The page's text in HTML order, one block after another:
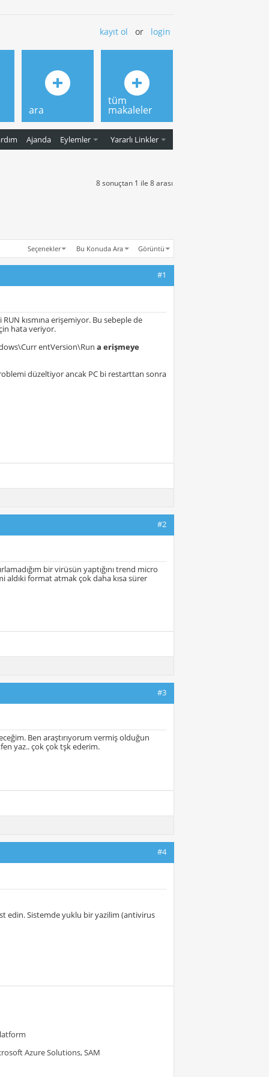
kayıt ol or login
Ajanda Eylemler Yararlı Linkler
ara
tüm
makaleler
8 sonuçtan 1 ile 8 arası
Seçenekler Bu Konuda Ara Görüntü
#1
kısmına erişemiyor. Bu sebeple de
hata veriyor.
entVersion\Run a erişmeye
düzeltiyor ancak PC bi restarttan sonra
#2
bir virüsün yaptığını trend micro
format atmak çok daha kısa sürer
#3
Ben araştırıyorum vermiş olduğun
yaz.. çok çok tşk ederim.
#4
edin. Sistemde yuklu bir yazilim (antivirus
Azure Solutions, SAM